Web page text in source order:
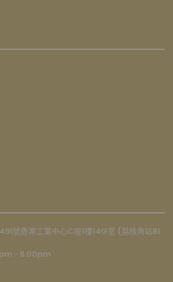
號香港工業中心C座1樓14G室 (荔枝角站B1
- 6:00pm